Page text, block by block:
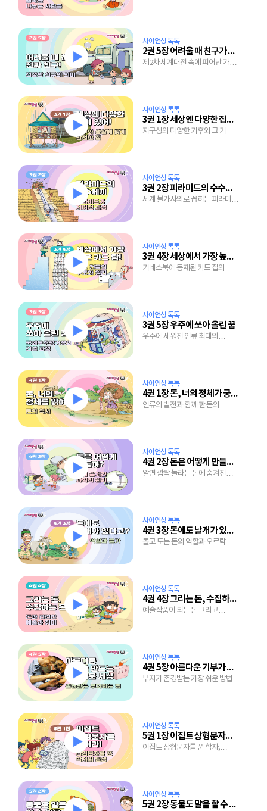
사이언싱 톡톡
2권 5장 어려울 때 친구가 진짜 친구!
제2차 세계대전 속에 피어난 가슴
사이언싱 톡톡
3권 1장 세상엔 다양한 집이 있어!
지구상의 다양한 기후와 그 기후에
사이언싱 톡톡
3권 2장 피라미드의 수수께끼
세계 불가사의로 꼽히는 피라미드
사이언싱 톡톡
3권 4장 세상에서 가장 높은 카드 탑!
기네스북에 등재된 카드 집의
사이언싱 톡톡
3권 5장 우주에 쏘아 올린 꿈
우주에 세워진 인류 최대의
사이언싱 톡톡
4권 1장 돈, 너의 정체가 궁금해!
인류의 발전과 함께 한 돈의
사이언싱 톡톡
4권 2장 돈은 어떻게 만들어질까?
알면 깜짝 놀라는 돈에 숨겨진
사이언싱 톡톡
4권 3장 돈에도 날개가 있다고?
돌고 도는 돈의 역할과 오르락
사이언싱 톡톡
4권 4장 그리는 돈, 수집하는 돈
예술작품이 되는 돈 그리고
사이언싱 톡톡
4권 5장 아름다운 기부가 만드는 아름다운 세상
부자가 존경받는 가장 쉬운 방법
사이언싱 톡톡
5권 1장 이집트 상형문자를 풀어라
이집트 상형문자를 푼 학자,
사이언싱 톡톡
5권 2장 동물도 말을 할 수 있을까?